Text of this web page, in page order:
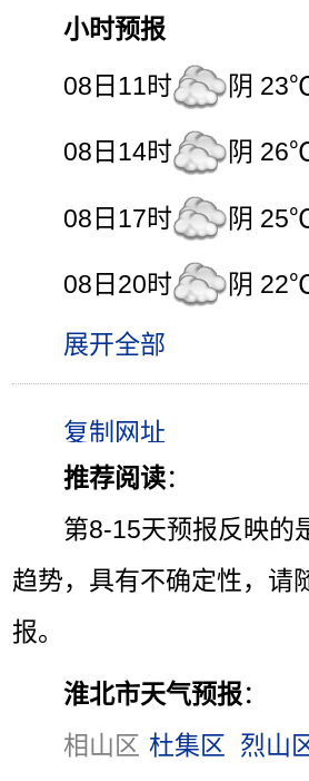
小时预报
08日11时
阴
08日14时 阴
08日17时 阴
08日20时 阴
展开全部
推荐阅读：
第8-15天预报反映的
趋势，具有不确定性，请
报。
淮北市天气预报：
相山区 杜集区 烈山